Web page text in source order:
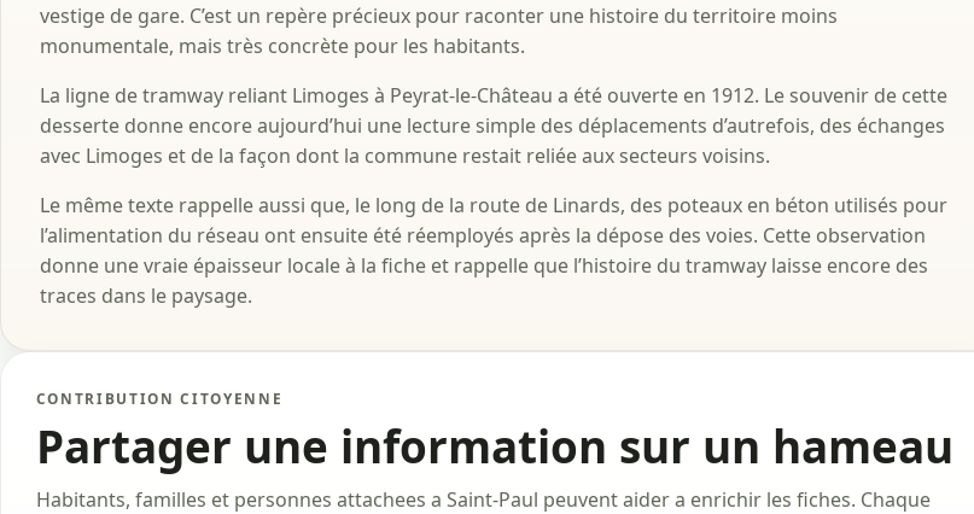
vestige de gare. C’est un repère précieux pour raconter une histoire du territoire moins
monumentale, mais très concrète pour les habitants.
La ligne de tramway reliant Limoges à Peyrat-le-Château a été ouverte en 1912. Le souvenir de cette
desserte donne encore aujourd’hui une lecture simple des déplacements d’autrefois, des échanges
avec Limoges et de la façon dont la commune restait reliée aux secteurs voisins.
Le même texte rappelle aussi que, le long de la route de Linards, des poteaux en béton utilisés pour
l’alimentation du réseau ont ensuite été réemployés après la dépose des voies. Cette observation
donne une vraie épaisseur locale à la fiche et rappelle que l’histoire du tramway laisse encore des
traces dans le paysage.
CONTRIBUTION CITOYENNE
Partager une information sur un hameau
Habitants, familles et personnes attachees a Saint-Paul peuvent aider a enrichir les fiches. Chaque